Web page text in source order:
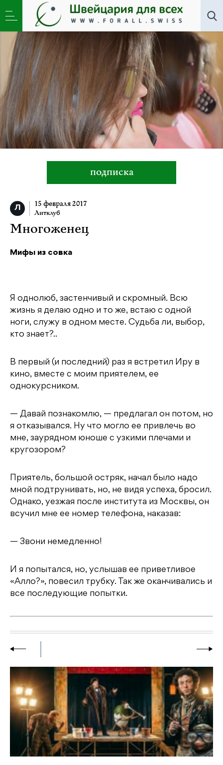
Литклуб»Многоженец
подписка
15 февраля 2017
Литклуб
Многоженец
Мифы из совка
Я однолюб, застенчивый и скромный. Всю
жизнь я делаю одно и то же, встаю с одной
ноги, служу в одном месте. Судьба ли, выбор,
кто знает?..
В первый (и последний) раз я встретил Иру в
кино, вместе с моим приятелем, ее
однокурсником.
— Давай познакомлю, — предлагал он потом, но
я отказывался. Ну что могло ее привлечь во
мне, заурядном юноше с узкими плечами и
кругозором?
Приятель, большой остряк, начал было надо
мной подтрунивать, но, не видя успеха, бросил.
Однако, уезжая после института из Москвы, он
всучил мне ее номер телефона, наказав:
— Звони немедленно!
И я попытался, но, услышав ее приветливое
«Алло?», повесил трубку. Так же оканчивались и
все последующие попытки.